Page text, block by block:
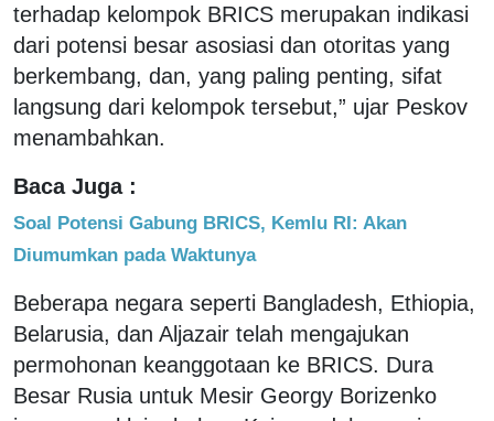
terhadap kelompok BRICS merupakan indikasi
dari potensi besar asosiasi dan otoritas yang
berkembang, dan, yang paling penting, sifat
langsung dari kelompok tersebut,” ujar Peskov
menambahkan.
Baca Juga :
Soal Potensi Gabung BRICS, Kemlu RI: Akan
Diumumkan pada Waktunya
Beberapa negara seperti Bangladesh, Ethiopia,
Belarusia, dan Aljazair telah mengajukan
permohonan keanggotaan ke BRICS. Dura
Besar Rusia untuk Mesir Georgy Borizenko